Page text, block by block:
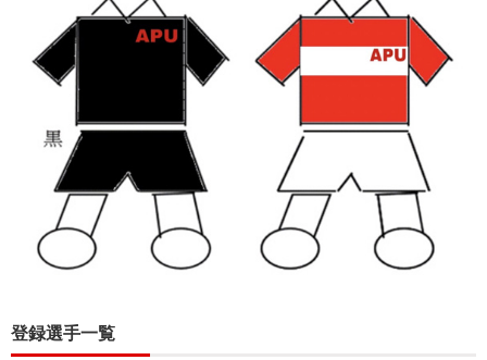
登録選手一覧